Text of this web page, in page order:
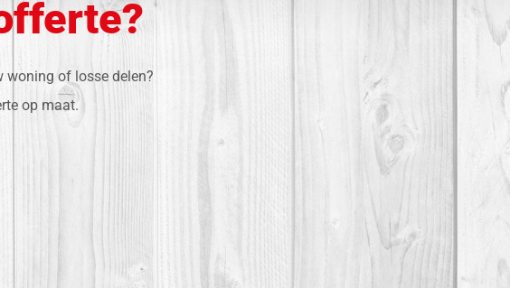
woning of losse delen?
op maat.